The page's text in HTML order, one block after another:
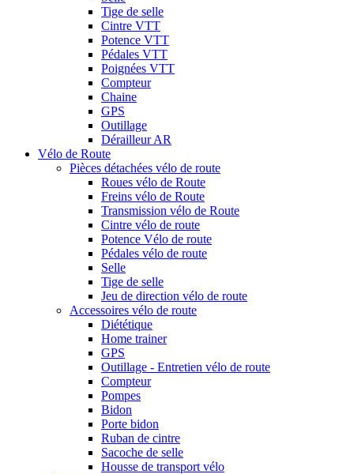
Tige de selle
Cintre VTT
Potence VTT
Pédales VTT
Poignées VTT
Compteur
Chaine
GPS
Outillage
Dérailleur AR
Vélo de Route
Pièces détachées vélo de route
Roues vélo de Route
Freins vélo de Route
Transmission vélo de Route
Cintre vélo de route
Potence Vélo de route
Pédales vélo de route
Selle
Tige de selle
Jeu de direction vélo de route
Accessoires vélo de route
Diététique
Home trainer
GPS
Outillage - Entretien vélo de route
Compteur
Pompes
Bidon
Porte bidon
Ruban de cintre
Sacoche de selle
Housse de transport vélo